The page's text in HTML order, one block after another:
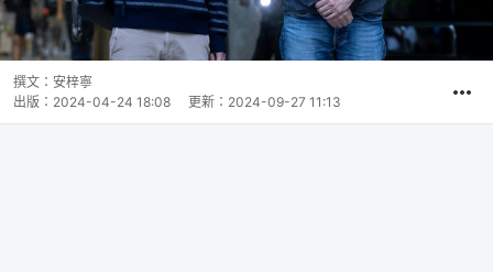
撰文： 安梓寧
出版： 2024-04-24 18:08 更新： 2024-09-27 11:13